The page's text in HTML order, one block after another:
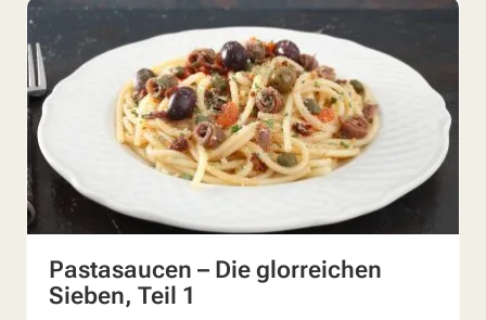
Pastasaucen – Die glorreichen
Sieben, Teil 1